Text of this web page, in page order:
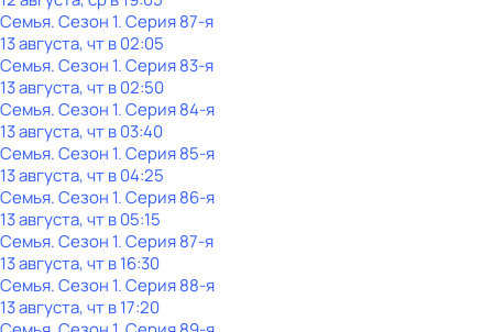
Семья. Сезон 1. Серия 87-я
13 августа, чт в 02:05
Семья. Сезон 1. Серия 83-я
13 августа, чт в 02:50
Семья. Сезон 1. Серия 84-я
13 августа, чт в 03:40
Семья. Сезон 1. Серия 85-я
13 августа, чт в 04:25
Семья. Сезон 1. Серия 86-я
13 августа, чт в 05:15
Семья. Сезон 1. Серия 87-я
13 августа, чт в 16:30
Семья. Сезон 1. Серия 88-я
13 августа, чт в 17:20